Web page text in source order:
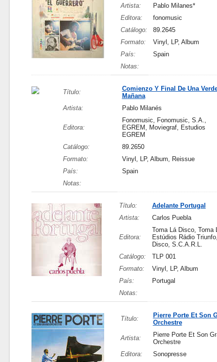
Artista:
Pablo Milanes*
Editora:
fonomusic
Catálogo:
89.2645
Formato:
Vinyl, LP, Album
País:
Spain
Notas:
Título:
Comienzo Y Final De Una
Mañana
Artista:
Pablo Milanés
Editora:
Fonomusic, Fonomusic, S.A.,
EGREM, Moviegraf, Estudios
EGREM
Catálogo:
89.2650
Formato:
Vinyl, LP, Album, Reissue
País:
Spain
Notas:
Título:
Adelante Portugal
Artista:
Carlos Puebla
Editora:
Toma Lá Disco, Toma
Estúdios Rádio
Disco, S.C.A.R.L.
Catálogo:
TLP 001
Formato:
Vinyl, LP, Album
País:
Portugal
Notas:
Título:
Pierre Porte Et Son
Orchestre
Artista:
Pierre Porte Et Son
Orchestre
Editora:
Sonopresse